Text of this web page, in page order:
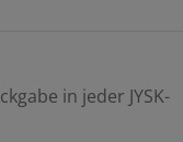
in jeder JYSK-